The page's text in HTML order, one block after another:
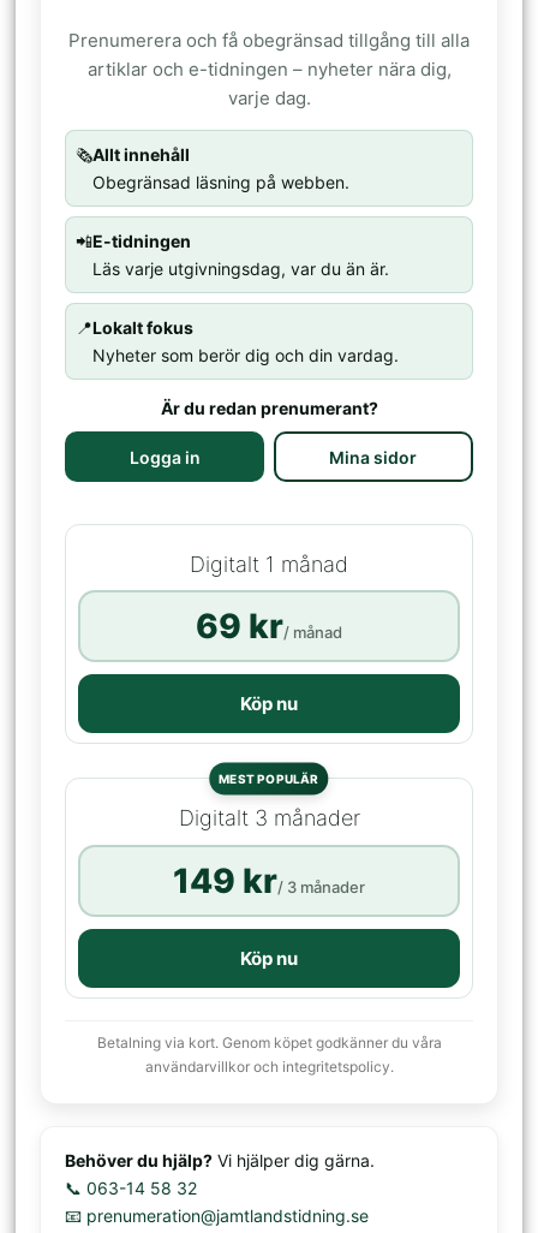
Prenumerera och få obegränsad tillgång till alla
artiklar och e-tidningen – nyheter nära dig,
varje dag.
🗞️Allt innehåll
Obegränsad läsning på webben.
📲E-tidningen
Läs varje utgivningsdag, var du än är.
📍Lokalt fokus
Nyheter som berör dig och din vardag.
Är du redan prenumerant?
Logga in Mina sidor
Digitalt 1 månad
69 kr/ månad
Köp nu
MEST POPULÄR
Digitalt 3 månader
149 kr/ 3 månader
Köp nu
Betalning via kort. Genom köpet godkänner du våra
användarvillkor och integritetspolicy.
Behöver du hjälp? Vi hjälper dig gärna.
📞 063-14 58 32
📧 prenumeration@jamtlandstidning.se